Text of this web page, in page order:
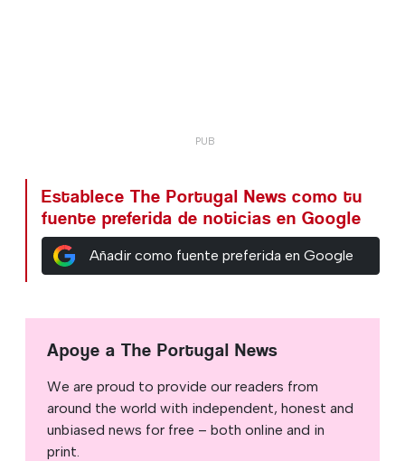
Establece The Portugal News como tu
fuente preferida de noticias en Google
Añadir como fuente preferida en Google
Apoye a The Portugal News
We are proud to provide our readers from
around the world with independent, honest and
unbiased news for free – both online and in
print.